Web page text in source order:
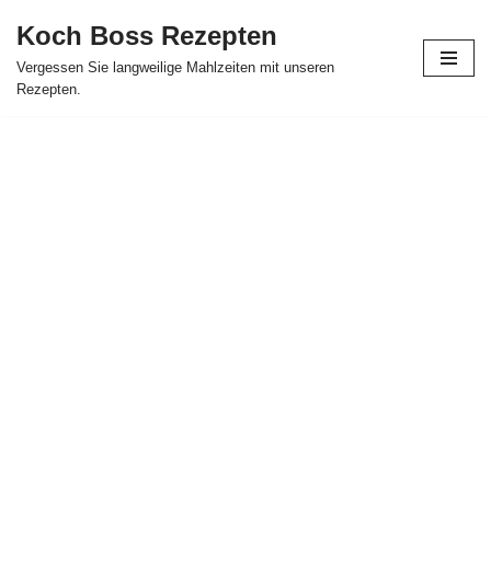
Skip
to
Koch Boss Rezepten
Vergessen Sie langweilige Mahlzeiten mit unseren
Rezepten.